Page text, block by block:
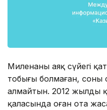
Миленаның аяқ сүйегі
тобығы болмаған,
алмайтын. 2012 жылдың
қаласында оған ота